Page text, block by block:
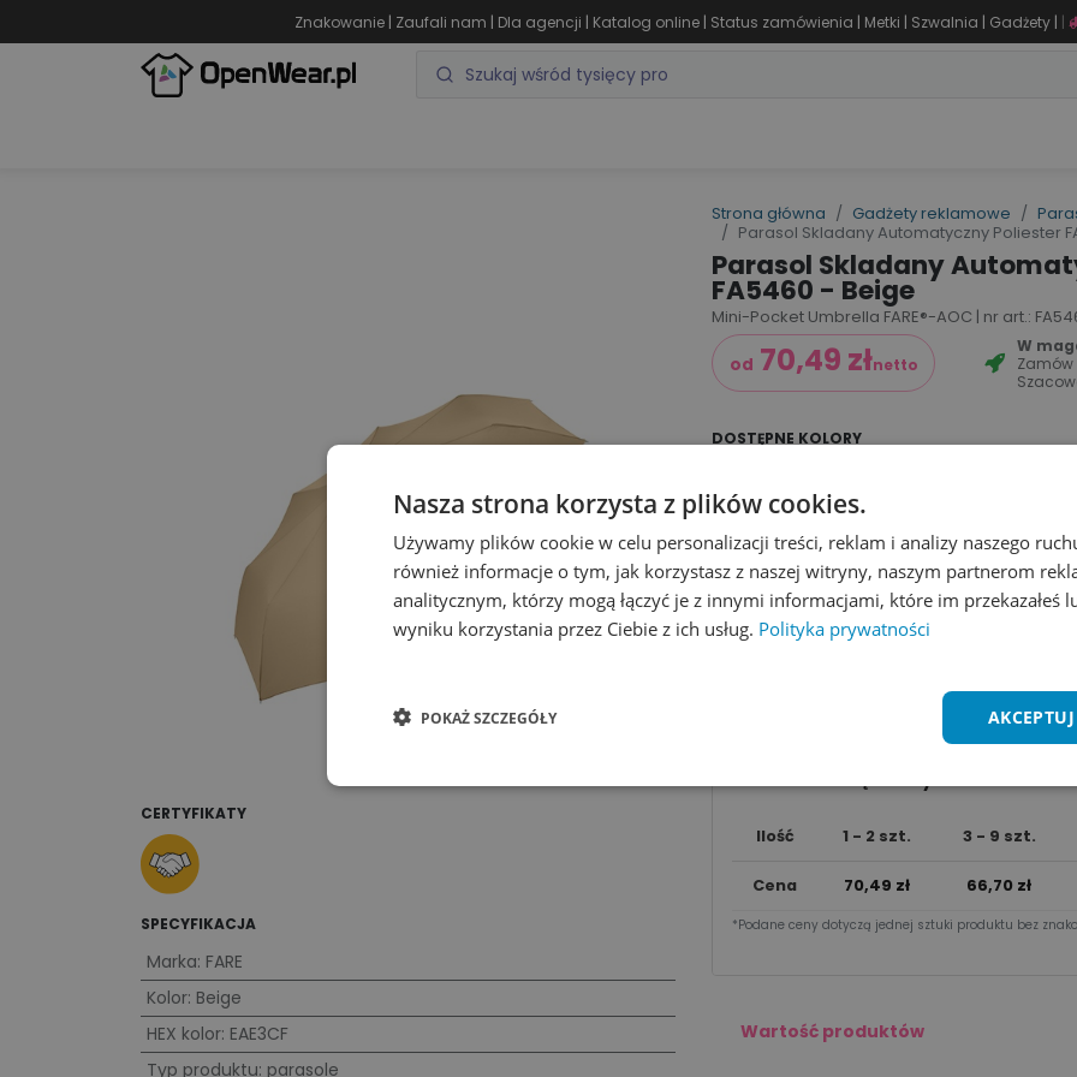
Znakowanie | Zaufali nam | Dla agencji | Katalog online | Status zamówienia | Metki | Szwalnia | Gadżety | |
Strona główna Gadżety reklamowe
Parasol Skladany Automatyczny Poliester
Parasol Skladany
FA5460 - Beige
Mini-Pocket Umbrella FARE®-AOC | nr art.:
CERTYFIKATY
SPECYFIKACJA
Marka: FARE
Kolor: Beige
HEX kolor: EAE3CF
Typ produktu: parasole
od 70,49 złnetto
W
DOSTĘPNE KOLORY
Dodaj do koszyka
Dodaj do
Ilość 1 - 2 szt. 3 - 9 szt.
Cena
70,49 zł 66,70 zł
*Podane ceny dotyczą jednej sztuki produktu bez
Wartość produktów
Nasza strona korzysta z plików cookies.
Używamy plików cookie w celu personalizacji treści, reklam i analizy naszego
również informacje o tym, jak korzystasz z naszej witryny, naszym partnerom
analitycznym, którzy mogą łączyć je z innymi informacjami, które im przekazałeś
wyniku korzystania przez Ciebie z ich usług. Polityka prywatności
POKAŻ SZCZEGÓŁY